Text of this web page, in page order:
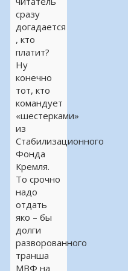
сразу
догадается
, кто
платит?
Ну
конечно
тот, кто
командует
«шестерками»
из
Стабилизационного
Фонда
Кремля.
То срочно
надо
отдать
яко – бы
долги
разворованного
транша
МВФ на